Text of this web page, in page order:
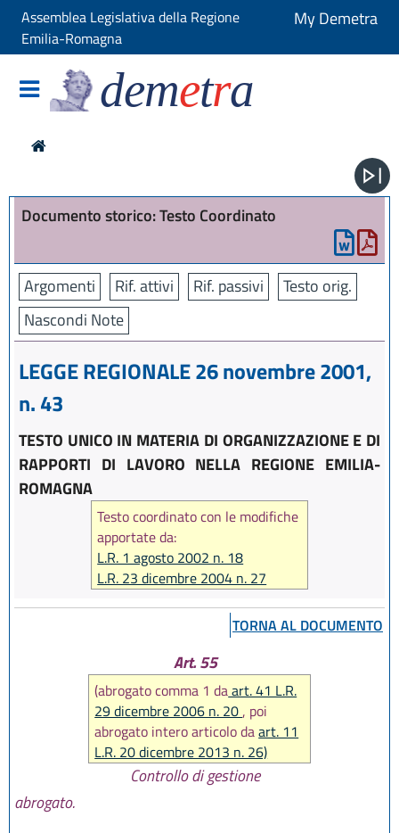
Assemblea Legislativa della Regione
Emilia-Romagna
My Demetra
demetra
Documento storico: Testo Coordinato
Argomenti Rif. attivi Rif. passivi
Testo orig.
Nascondi Note
LEGGE REGIONALE 26 novembre 2001,
n. 43
TESTO UNICO IN MATERIA DI ORGANIZZAZIONE E DI
RAPPORTI DI LAVORO NELLA REGIONE EMILIA-
ROMAGNA
Testo coordinato con le modifiche
apportate da:
L.R. 1 agosto 2002 n. 18
L.R. 23 dicembre 2004 n. 27
L.R. 6 giugno 2006 n. 7
L.R. 28 luglio 2006 n. 13
L.R. 29 dicembre 2006 n. 20
L.R. 26 luglio 2007 n. 13
L.R. 29 ottobre 2008 n. 17
L.R. 12 febbraio 2010 n. 4
L.R. 22 dicembre 2011 n. 21
L.R. 21 dicembre 2012 n. 19
L.R. 20 dicembre 2013 n. 26
TORNA AL DOCUMENTO
Art. 55
(abrogato comma 1 daart. 41 L.R.
29 dicembre 2006 n. 20, poi
abrogato intero articolo daart. 11
L.R. 20 dicembre 2013 n. 26)
Controllo di gestione
abrogato.